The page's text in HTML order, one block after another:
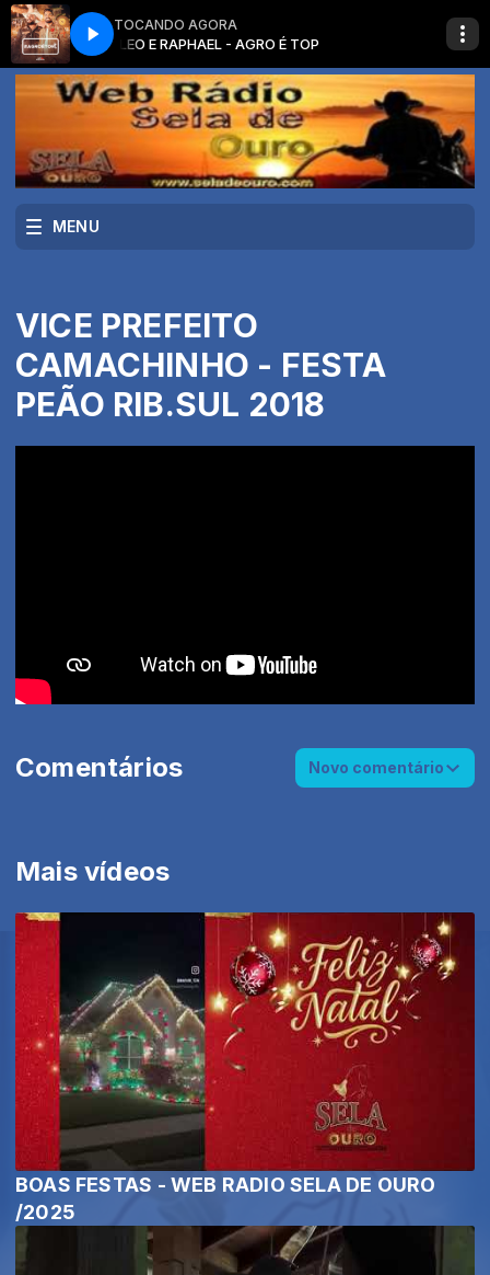
TOCANDO AGORA
LEO E RAPHAEL - AGRO É TOP
MENU
VICE PREFEITO
CAMACHINHO - FESTA
PEÃO RIB.SUL 2018
Mais vídeos
BOAS FESTAS - WEB RADIO SELA DE OURO
/2025
Comentários Novo comentário